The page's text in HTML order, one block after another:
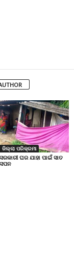
ଜିଲ୍ଲା ପରିକ୍ରମା
ସରକାରୀ ଘର ଯାହା ପାଇଁ ସାତ
ସପନ